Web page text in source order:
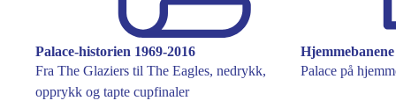
Palace-historien 1969-2016
Fra The Glaziers til The Eagles, nedrykk,
opprykk og tapte cupfinaler
Hjemmebanene
Palace på